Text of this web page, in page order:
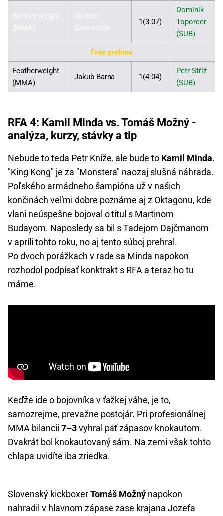
Bantamweight
(MMA)
Roman
Savenchuk
1(3:07)
Dominik
Toporcer
(SUB)
Free prelims
Featherweight
(MMA)
Jakub Barna 1(4:04)
Petr Stříž
(SUB)
RFA 4: Kamil Minda vs. Tomáš Možný -
analýza, kurzy, stávky a tip
Nebude to teda Petr Kníže, ale bude to Kamil Minda.
"King Kong" je za "Monstera" naozaj slušná náhrada.
Poľského armádneho šampióna už v našich
končinách veľmi dobre poznáme aj z Oktagonu, kde
vlani neúspešne bojoval o titul s Martinom
Budayom. Naposledy sa bil s Tadejom Dajčmanom
v apríli tohto roku, no aj tento súboj prehral.
Po dvoch porážkach v rade sa Minda napokon
rozhodol podpísať konktrakt s RFA a teraz ho tu
máme.
Keďže ide o bojovníka v ťažkej váhe, je to,
samozrejme, prevažne postojár. Pri profesionálnej
MMA bilancii 7–3vyhral päť zápasov knokautom.
Dvakrát bol knokautovaný sám. Na zemi však tohto
chlapa uvidíte iba zriedka.
Slovenský kickboxerTomáš Možný napokon
nahradil v hlavnom zápase zase krajana Jozefa